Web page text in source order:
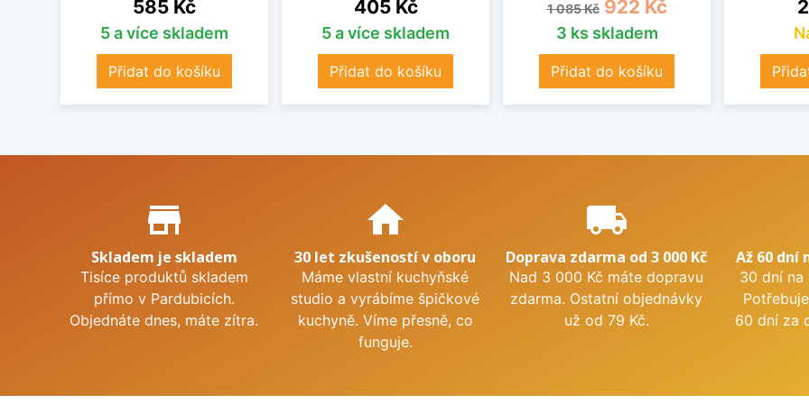
585 Kč
5 a více skladem
Přidat do košíku
405 Kč
5 a více skladem
Přidat do košíku
1 085 Kč 922 Kč
3 ks skladem
Přidat do košíku
Proč nakupovat u nás?
store_mall_directory
Skladem je skladem
Tisíce produktů skladem
přímo v Pardubicích.
Objednáte dnes, máte zítra.
home
30 let zkušeností v oboru
Máme vlastní kuchyňské
studio a vyrábíme špičkové
kuchyně. Víme přesně, co
funguje.
local_shipping
Doprava zdarma od 3 000 Kč
Nad 3 000 Kč máte dopravu
zdarma. Ostatní objednávky
už od 79 Kč.
Až 60 dní
30 dní na
60 dní za